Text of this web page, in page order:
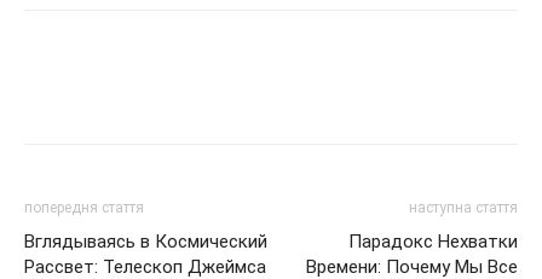
попередня стаття
Вглядываясь в Космический
Рассвет: Телескоп Джеймса
наступна стаття
Парадокс Нехватки
Времени: Почему Мы Все